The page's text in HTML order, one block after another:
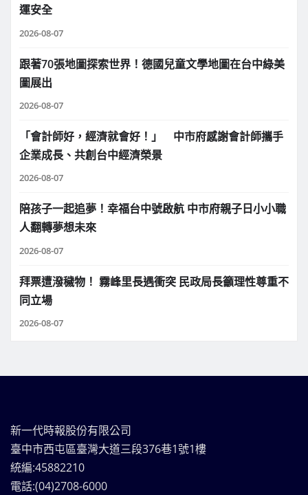
運安全
2026-08-07
跟著70張地圖探索世界！德國兒童文學地圖在台中綠美
圖展出
2026-08-07
「會計師好，經濟就會好！」 中市府感謝會計師攜手
企業成長、共創台中經濟榮景
2026-08-07
陪孩子一起追夢！幸福台中號啟航 中市府親子日小小職
人翻轉夢想未來
2026-08-07
拜票遭潑穢物！ 霧峰里長遇衝突 民政局長籲理性尊重不
同立場
2026-08-07
新一代時報股份有限公司
臺中市西屯區臺灣大道三段376巷1號1樓
統編:45882210
電話:(04)2708-6000